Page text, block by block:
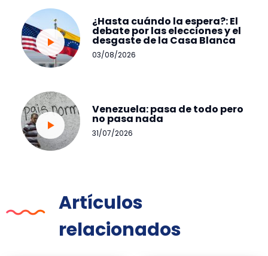
¿Hasta cuándo la espera?: El
debate por las elecciones y el
desgaste de la Casa Blanca
03/08/2026
Venezuela: pasa de todo pero
no pasa nada
31/07/2026
Artículos
relacionados